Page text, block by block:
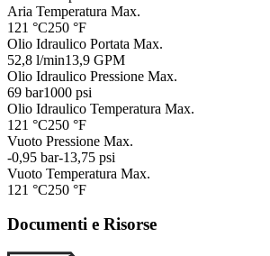
Aria Temperatura Max.
121 °C250 °F
Olio Idraulico Portata Max.
52,8 l/min13,9 GPM
Olio Idraulico Pressione Max.
69 bar1000 psi
Olio Idraulico Temperatura Max.
121 °C250 °F
Vuoto Pressione Max.
-0,95 bar-13,75 psi
Vuoto Temperatura Max.
121 °C250 °F
Documenti e Risorse